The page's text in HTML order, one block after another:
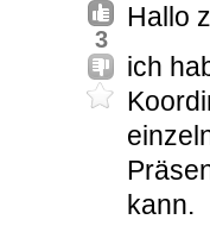
3
Hallo
ich
kann.